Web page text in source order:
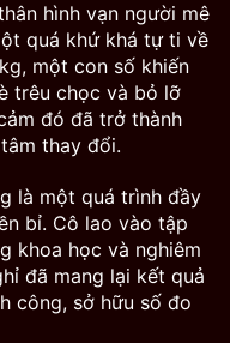
hình vạn người mê
quá khứ khá tự ti về
một con số khiến
trêu chọc và bỏ lỡ
đó đã trở thành
thay đổi.
là một quá trình đầy
bỉ. Cô lao vào tập
khoa học và nghiêm
đã mang lại kết quả
công, sở hữu số đo